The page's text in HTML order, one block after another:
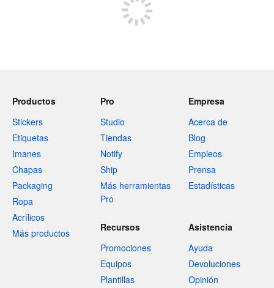
Productos
Stickers
Etiquetas
Imanes
Chapas
Packaging
Ropa
Acrílicos
Más productos
Pro
Studio
Tiendas
Notify
Ship
Más herramientas
Pro
Empresa
Acerca de
Blog
Empleos
Prensa
Estadísticas
Recursos
Promociones
Equipos
Plantillas
Asistencia
Ayuda
Devoluciones
Opinión